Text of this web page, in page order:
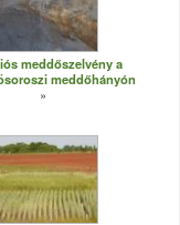
meddőszelvény a
meddőhányón